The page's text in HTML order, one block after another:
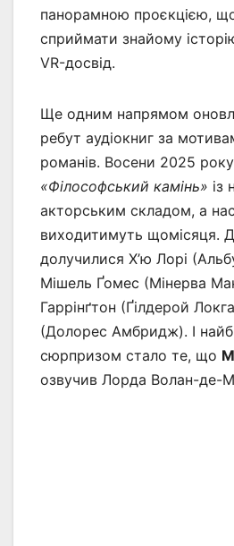
панорамною проєкцією,
сприймати знайому
VR-досвід.
Ще одним напрямом
ребут аудіокниг за
романів. Восени 2025
«Філософський камінь» із
акторським складом, а
виходитимуть щомісяця.
долучилися Х’ю Лорі
Мішель Ґомес (Мінерва
Гаррінґтон (Ґілдерой
(Долорес Амбридж). І
сюрпризом стало те, що
озвучив Лорда Волан-де-